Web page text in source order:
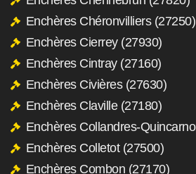
Enchères Chéronvilliers (27250)
Enchères Cierrey (27930)
Enchères Cintray (27160)
Enchères Civières (27630)
Enchères Claville (27180)
Enchères Collandres-
Enchères Colletot (27500)
Enchères Combon (27170)